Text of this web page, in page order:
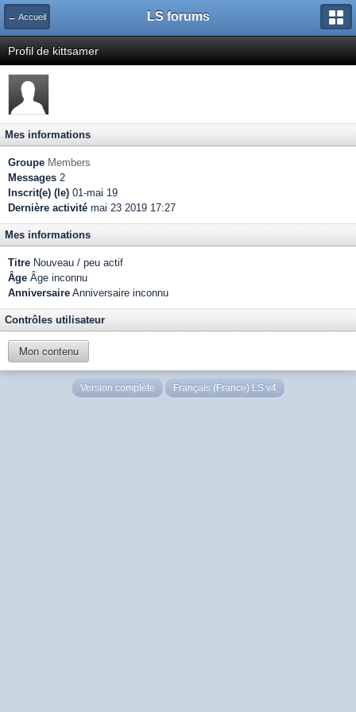
← Accueil LS forums
Profil de kittsamer
Mes informations
Groupe Members
Messages 2
Inscrit(e) (le) 01-mai 19
Dernière activité mai 23 2019 17:27
Mes informations
Titre Nouveau / peu actif
Âge Âge inconnu
Anniversaire Anniversaire inconnu
Contrôles utilisateur
Mon contenu
Version complète Français (France) LS v4